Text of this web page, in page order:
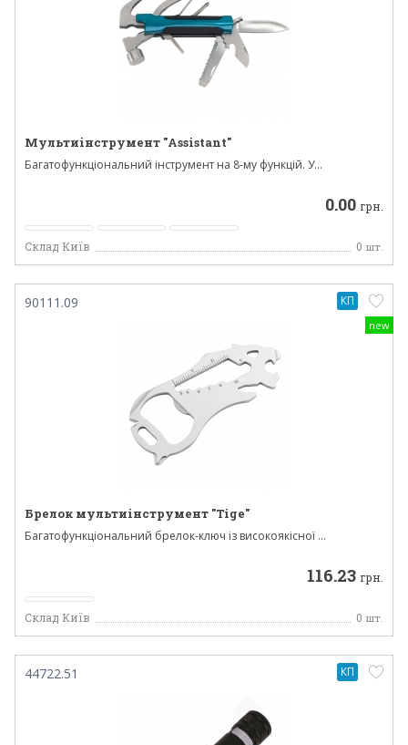
Мультиінструмент "Assistant"
Багатофункціональний інструмент на 8-му функцій. У...
0.00 грн.
Склад Київ 0 шт.
new
90111.09
Брелок мультиінструмент "Tige"
Багатофункціональний брелок-ключ із високоякісної ...
116.23 грн.
Склад Київ 0 шт.
КП
44722.51 КП